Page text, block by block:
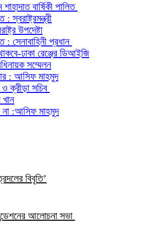
বার্ষিকী পালিত
স্বরাষ্ট্রমন্ত্রী
উপদেষ্টা
: সেনাবাহিনী প্রধান
ঢাকা রেঞ্জের ডিআইজি
সম্মেলন
: আসিফ মাহমুদ
ও ক্রীড়া সচিব
খান
না :আসিফ মাহমুদ
বিবৃতি’
আলোচনা সভা